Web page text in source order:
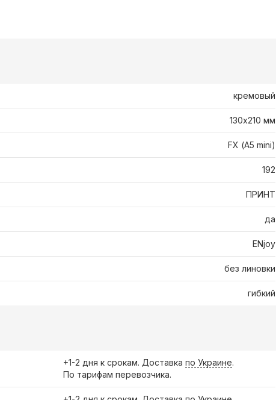
кремовый
130х210 мм
FX (А5 mini)
192
ПРИНТ
да
ENjoy
без линовки
гибкий
+1-2 дня к срокам. Доставка по Украине.
По тарифам перевозчика.